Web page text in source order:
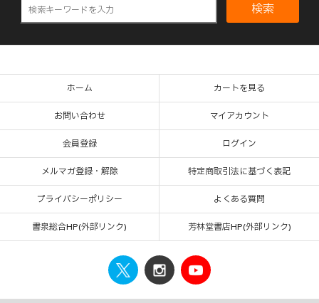
検索
ホーム カートを見る
お問い合わせ マイアカウント
会員登録 ログイン
メルマガ登録・解除 特定商取引法に基づく表記
プライバシーポリシー よくある質問
書泉総合HP(外部リンク) 芳林堂書店HP(外部リンク)